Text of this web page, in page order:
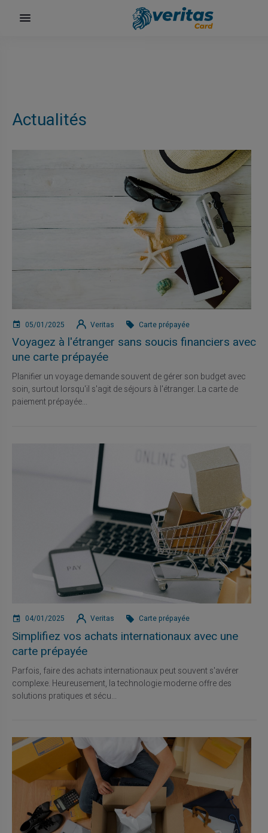
Actualités
05/01/2025 Veritas Carte prépayée
Voyagez à l'étranger sans soucis financiers avec
une carte prépayée
Planifier un voyage demande souvent de gérer son budget avec
soin, surtout lorsqu'il s'agit de séjours à l'étranger. La carte de
paiement prépayée...
04/01/2025 Veritas Carte prépayée
Simplifiez vos achats internationaux avec une
carte prépayée
Parfois, faire des achats internationaux peut souvent s'avérer
complexe. Heureusement, la technologie moderne offre des
solutions pratiques et sécu...